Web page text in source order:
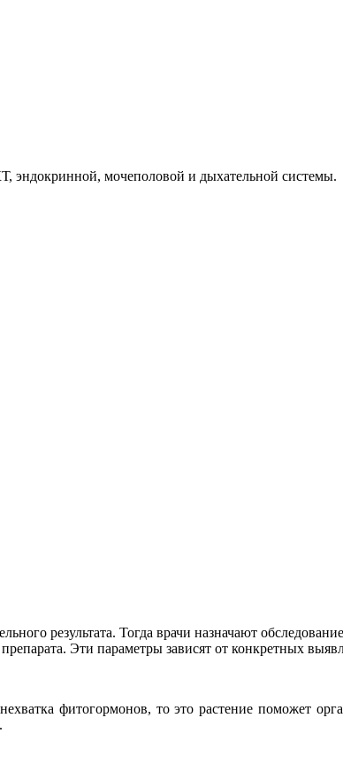
эндокринной, мочеполовой и дыхательной системы.
результата. Тогда врачи назначают
Эти параметры зависят от конкретных
фитогормонов, то это растение поможет